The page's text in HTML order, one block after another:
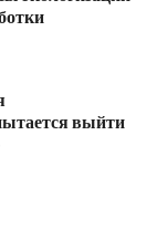
выйти